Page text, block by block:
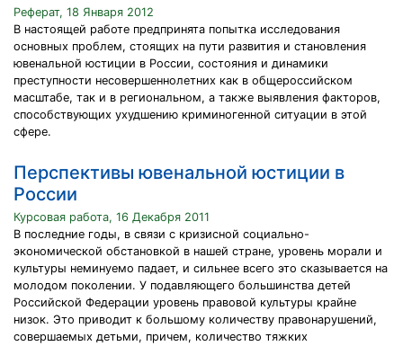
Реферат, 18 Января 2012
В настоящей работе предпринята попытка исследования
основных проблем, стоящих на пути развития и становления
ювенальной юстиции в России, состояния и динамики
преступности несовершеннолетних как в общероссийском
масштабе, так и в региональном, а также выявления факторов,
способствующих ухудшению криминогенной ситуации в этой
сфере.
Перспективы ювенальной юстиции в
России
Курсовая работа, 16 Декабря 2011
В последние годы, в связи с кризисной социально-
экономической обстановкой в нашей стране, уровень морали и
культуры неминуемо падает, и сильнее всего это сказывается на
молодом поколении. У подавляющего большинства детей
Российской Федерации уровень правовой культуры крайне
низок. Это приводит к большому количеству правонарушений,
совершаемых детьми, причем, количество тяжких